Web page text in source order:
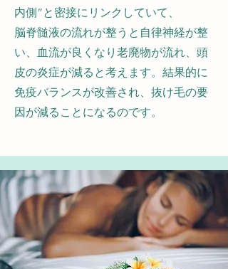
内側”と密接にリンクしていて、
​脳脊髄液の流れが整うと自律神経が整
い、血流が良くなり老廃物が流れ、頭
皮の炎症が減ると考えます。結果的に
免疫バランスが改善され、抜け毛の要
因が減ることになるのです。